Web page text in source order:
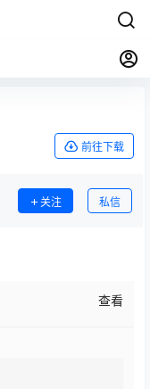
前往下载
关注 私信
查看